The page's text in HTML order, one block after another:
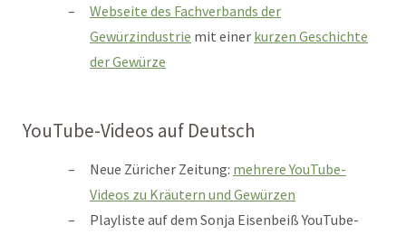
Webseite des Fachverbands der
Gewürzindustrie mit einer kurzen Geschichte
der Gewürze
YouTube-Videos auf Deutsch
Neue Züricher Zeitung: mehrere YouTube-
Videos zu Kräutern und Gewürzen
Playliste auf dem Sonja Eisenbeiß YouTube-